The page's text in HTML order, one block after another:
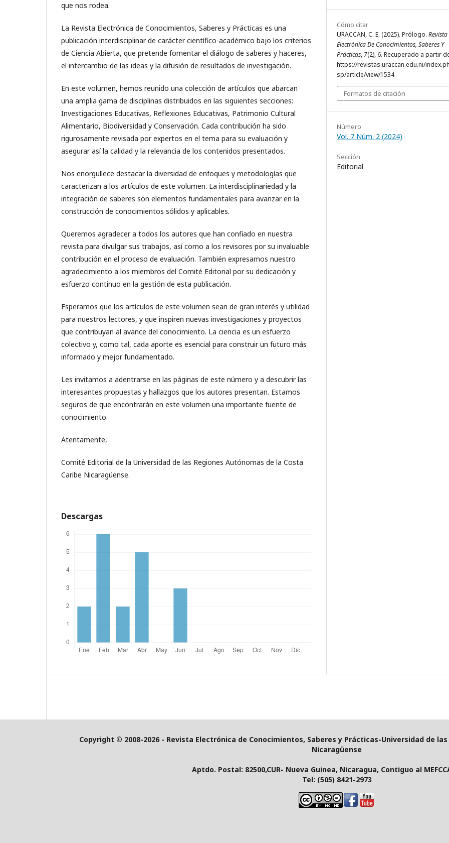
que nos rodea.
La Revista Electrónica de Conocimientos, Saberes y Prácticas es una
publicación interdisciplinar de carácter científico-académico bajo los criterios
de Ciencia Abierta, que pretende fomentar el diálogo de saberes y haceres,
el intercambio de las ideas y la difusión de resultados de investigación.
En este volumen, hemos reunido una colección de artículos que abarcan
una amplia gama de disciplinas distribuidos en las siguientes secciones:
Investigaciones Educativas, Reflexiones Educativas, Patrimonio Cultural
Alimentario, Biodiversidad y Conservación. Cada contribución ha sido
rigurosamente revisada por expertos en el tema para su evaluación y
asegurar así la calidad y la relevancia de los contenidos presentados.
Nos enorgullece destacar la diversidad de enfoques y metodologías que
caracterizan a los artículos de este volumen. La interdisciplinariedad y la
integración de saberes son elementos fundamentales para avanzar en la
construcción de conocimientos sólidos y aplicables.
Queremos agradecer a todos los autores que han confiado en nuestra
revista para divulgar sus trabajos, así como a los revisores por su invaluable
contribución en el proceso de evaluación. También expresamos nuestro
agradecimiento a los miembros del Comité Editorial por su dedicación y
esfuerzo continuo en la gestión de esta publicación.
Esperamos que los artículos de este volumen sean de gran interés y utilidad
para nuestros lectores, y que inspiren nuevas investigaciones y proyectos
que contribuyan al avance del conocimiento. La ciencia es un esfuerzo
colectivo y, como tal, cada aporte es esencial para construir un futuro más
informado y mejor fundamentado.
Les invitamos a adentrarse en las páginas de este número y a descubrir las
interesantes propuestas y hallazgos que los autores presentan. Estamos
seguros de que encontrarán en este volumen una importante fuente de
conocimiento.
Atentamente,
Comité Editorial de la Universidad de las Regiones Autónomas de la Costa
Caribe Nicaragüense.
Descargas
Cómo citar
URACCAN, C. E. (2025). Prólogo. Revista
Electrónica De Conocimientos, Saberes Y
Prácticas, 7(2), 6. Recuperado a partir
https://revistas.uraccan.edu.ni/
sp/article/view/1534
Formatos de citación
Número
Vol. 7 Núm. 2 (2024)
Sección
Editorial
Copyright © 2008-2026 - Revista Electrónica de Conocimientos, Saberes y Prácticas-Universidad de
Nicaragüense
Aptdo. Postal: 82500,CUR- Nueva Guinea, Nicaragua, Contiguo al
Tel: (505) 8421-2973